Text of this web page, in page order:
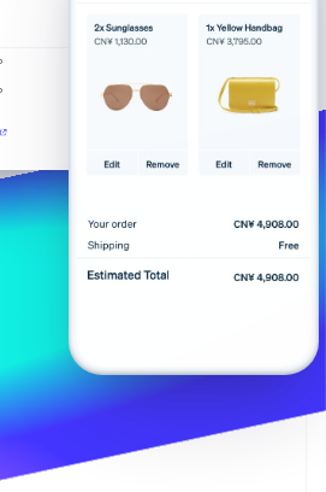
อัพ
างโครงสร้างพื้นฐานระบบเศรษฐกิจสำหรับ
วศ
นอร์
App Marketplace